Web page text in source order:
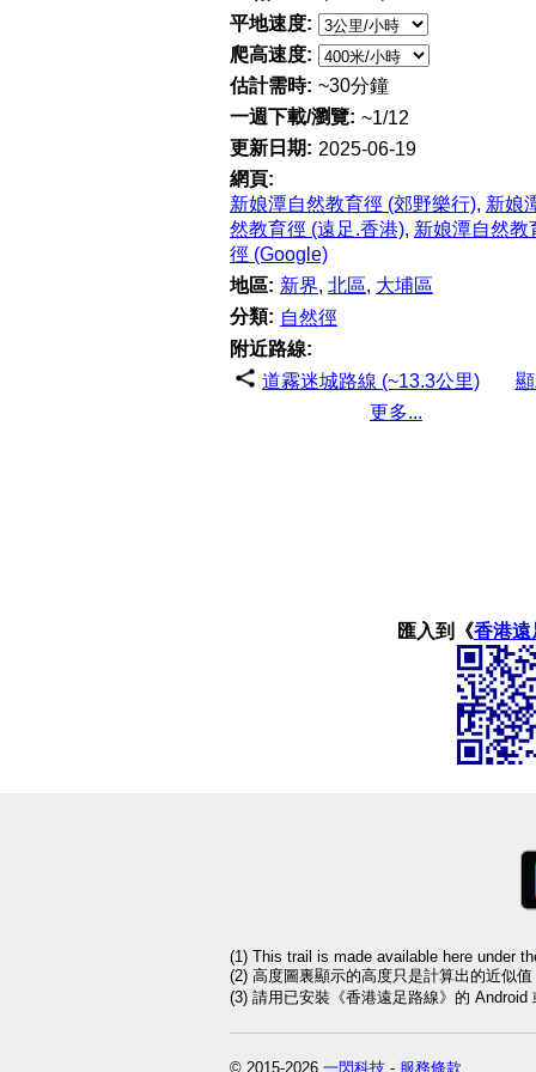
平地速度:
爬高速度:
估計需時: ~30分鐘
一週下載/瀏覽: ~1/12
更新日期: 2025-06-19
網頁:
新娘潭自然教育徑 (郊野樂行), 新娘
然教育徑 (遠足.香港), 新娘潭自然教
徑 (Google)
地區: 新界, 北區, 大埔區
分類: 自然徑
附近路線:
道霧迷城路線 (~13.3公里)
更多...
匯入到《香港遠
(1) This trail is made available here under
(2) 高度圖裏顯示的高度只是計算出的近似值
(3) 請用已安裝《香港遠足路線》的 Android
© 2015-2026 一閃科技 - 服務條款